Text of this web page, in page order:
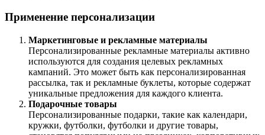
Применение персонализации
Маркетинговые и рекламные материалы
Персонализированные рекламные материалы активно
используются для создания целевых рекламных
кампаний. Это может быть как персонализированная
рассылка, так и рекламные буклеты, которые содержат
уникальные предложения для каждого клиента.
Подарочные товары
Персонализированные подарки, такие как календари,
кружки, футболки, футболки и другие товары,